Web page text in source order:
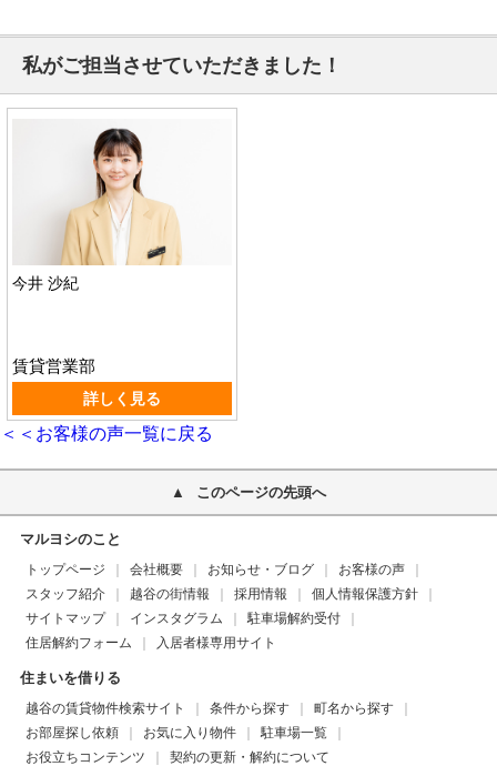
私がご担当させていただきました！
今井 沙紀
賃貸営業部
詳しく見る
＜＜お客様の声一覧に戻る
このページの先頭へ
マルヨシのこと
トップページ 会社概要 お知らせ・ブログ
お客様の声
スタッフ紹介
越谷の街情報 採用情報
個人情報保護方針
サイトマップ
インスタグラム
駐車場解約受付
住居解約フォーム
入居者様専用サイト
住まいを借りる
越谷の賃貸物件検索サイト 条件から探す
町名から探す
お部屋探し依頼
お気に入り物件
駐車場一覧
お役立ちコンテンツ
契約の更新・解約について